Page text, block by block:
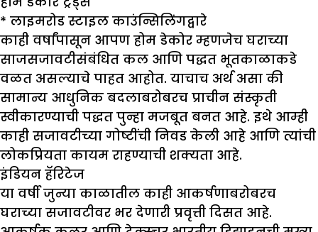
* लाइमरोड स्टाइल काउंन्सिलिंगद्वारे
काही वर्षांपासून आपण होम डेकोर म्हणजेच घराच्या
साजसजावटीसंबंधित कल आणि पद्धत भूतकाळाकडे
वळत असल्याचे पाहत आहोत. याचाच अर्थ असा की
सामान्य आधुनिक बदलाबरोबरच प्राचीन संस्कृती
स्वीकारण्याची पद्धत पुन्हा मजबूत बनत आहे. इथे आम्ही
काही सजावटीच्या गोष्टींची निवड केली आहे आणि त्यांची
लोकप्रियता कायम राहण्याची शक्यता आहे.
इंडियन हॅरिटेज
या वर्षी जुन्या काळातील काही आकर्षणाबरोबरच
घराच्या सजावटीवर भर देणारी प्रवृत्ती दिसत आहे.